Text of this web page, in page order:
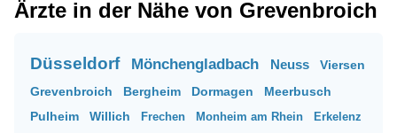
Ärzte in der Nähe von Grevenbroich
Düsseldorf Mönchengladbach Neuss
Viersen
Grevenbroich
Bergheim Dormagen
Meerbusch
Pulheim
Willich Frechen Monheim am Rhein
Erkelenz